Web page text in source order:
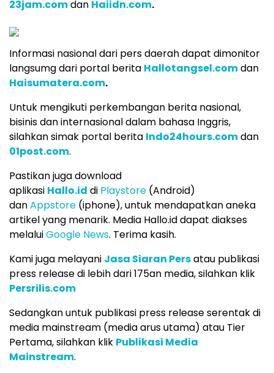
23jam.comdan Haiidn.com.
Informasi nasional dari pers daerah dapat dimonitor
langsumg dari portal berita Hallotangsel.comdan
Haisumatera.com.
Untuk mengikuti perkembangan berita nasional,
bisinis dan internasional dalam bahasa Inggris,
silahkan simak portal berita Indo24hours.comdan
01post.com.
Pastikan juga download
aplikasi Hallo.id di Playstore (Android)
danAppstore (iphone), untuk mendapatkan aneka
artikel yang menarik. Media Hallo.id dapat diakses
melaluiGoogle News. Terima kasih.
Kami juga melayani Jasa Siaran Persatau publikasi
press release di lebih dari 175an media, silahkan klik
Persrilis.com
Sedangkan untuk publikasi press release serentak di
media mainstream (media arus utama) atau Tier
Pertama, silahkan klik Publikasi Media
Mainstream.